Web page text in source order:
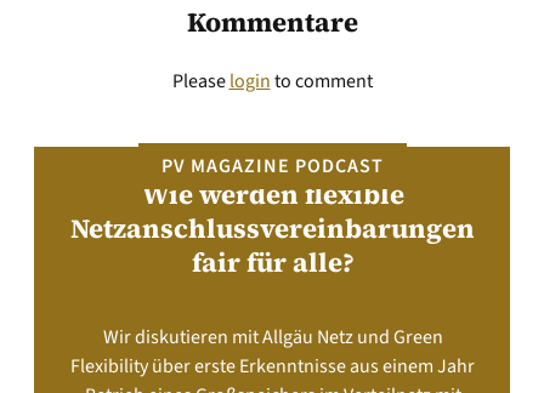
Kommentare
Pleaseloginto comment
PV MAGAZINE PODCAST
Wie werden flexible
Netzanschlussvereinbarungen
fair für alle?
Wir diskutieren mit Allgäu Netz und Green
Flexibility über erste Erkenntnisse aus einem Jahr